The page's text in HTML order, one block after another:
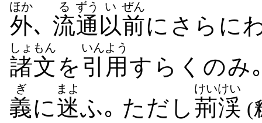
外
ほか
､ 流
る
通
ずう
以
い
前
ぜん
にさらに
諸文
しょもん
を 引用
いんよう
すらくのみ
義
ぎ
に迷
まよ
ふ｡ ただし 荊渓
けいけい
(